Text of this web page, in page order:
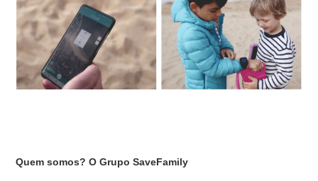
Quem somos? O Grupo SaveFamily